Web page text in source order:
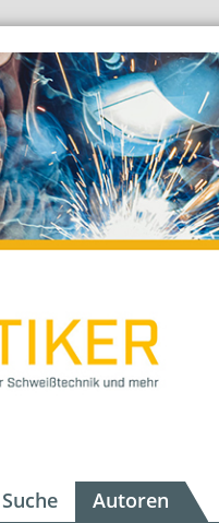
Suche Autoren